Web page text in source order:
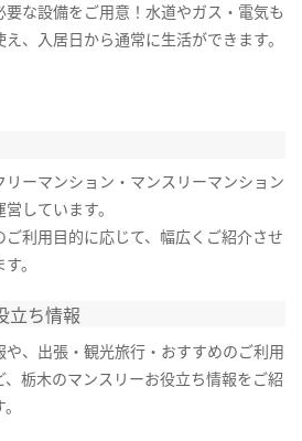
要な設備をご用意！水道やガス・電気も
え、入居日から通常に生活ができます。
リーマンション・マンスリーマンション
しています。
ご利用目的に応じて、幅広くご紹介させ
。
立ち情報
や、出張・観光旅行・おすすめのご利用
、栃木のマンスリーお役立ち情報をご紹